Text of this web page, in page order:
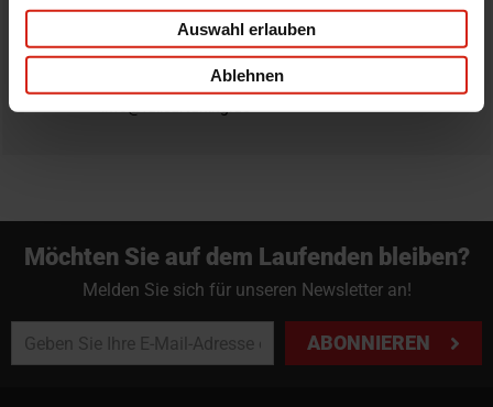
Auswahl erlauben
Ablehnen
Bestellung zurück zu geben.
Professioneller Rat nötig?
Starte einen Livechat oder sende eine Email an
Möchten Sie auf dem Laufenden bleiben?
Melden Sie sich für unseren Newsletter an!
ABONNIEREN